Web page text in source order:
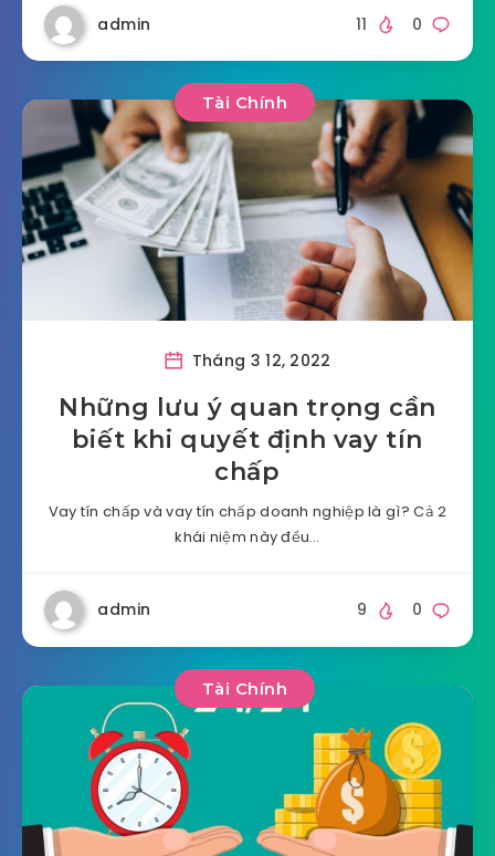
admin 0
11
Tài Chính
Tháng 3 12, 2022
Những lưu ý quan trọng cần
biết khi quyết định vay tín
chấp
Vay tín chấp và vay tín chấp doanh nghiệp là gì? Cả 2
khái niệm này đều…
admin 0
9
Tài Chính